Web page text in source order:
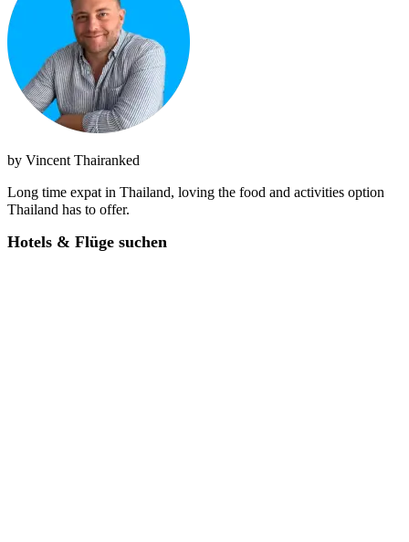
by Vincent Thairanked
Long time expat in Thailand, loving the food and activities option
Thailand has to offer.
Hotels & Flüge suchen